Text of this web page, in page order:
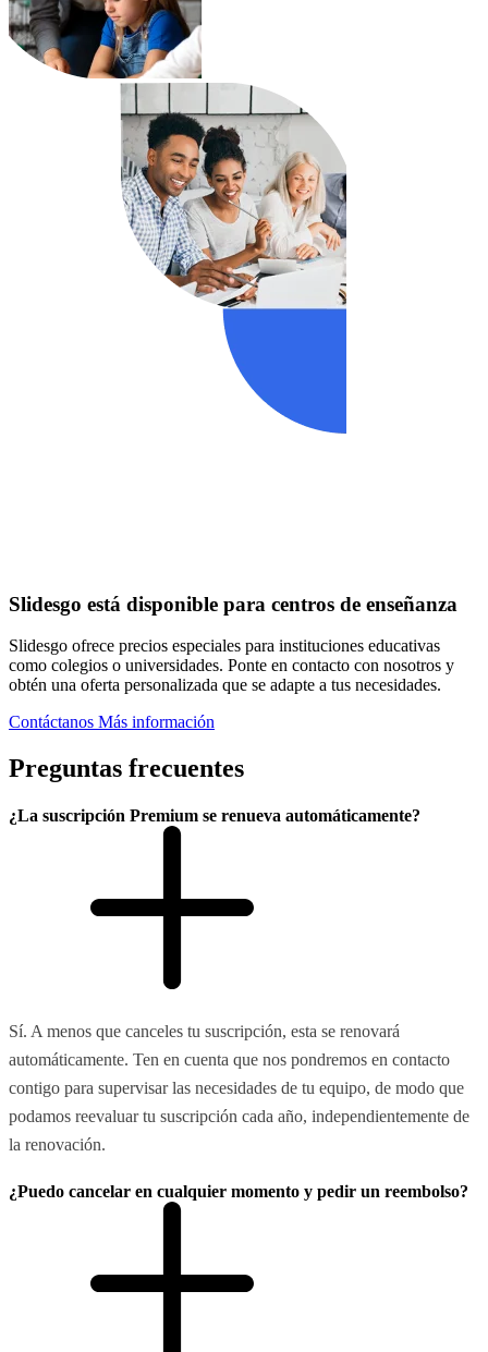
Slidesgo está disponible para centros de enseñanza
Slidesgo ofrece precios especiales para instituciones educativas
como colegios o universidades. Ponte en contacto con nosotros y
obtén una oferta personalizada que se adapte a tus necesidades.
Contáctanos Más información
Preguntas frecuentes
¿La suscripción Premium se renueva automáticamente?
Sí. A menos que canceles tu suscripción, esta se renovará
automáticamente. Ten en cuenta que nos pondremos en contacto
contigo para supervisar las necesidades de tu equipo, de modo que
podamos reevaluar tu suscripción cada año, independientemente de
la renovación.
¿Puedo cancelar en cualquier momento y pedir un reembolso?